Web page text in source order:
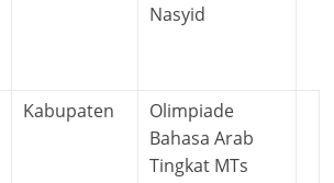
Nasyid
Kabupaten
Olimpiade
Bahasa Arab
Tingkat MTs